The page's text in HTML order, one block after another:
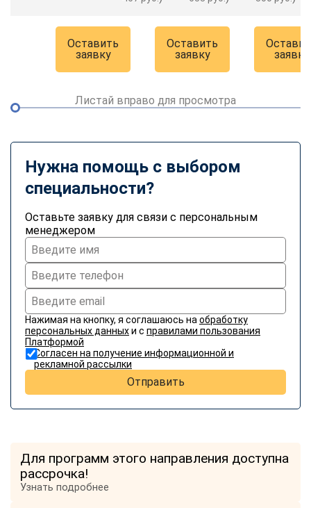
Оставить
заявку
Оставить
заявку
заявку
Листай вправо для просмотра
Нужна помощь с выбором
специальности?
Оставьте заявку для связи с персональным
менеджером
Нажимая на кнопку, я соглашаюсь на обработку
персональных данныхи с правилами пользования
Платформой
Согласен на получение информационной и
рекламной рассылки
Отправить
Для программ этого направления доступна
рассрочка!
Узнать подробнее